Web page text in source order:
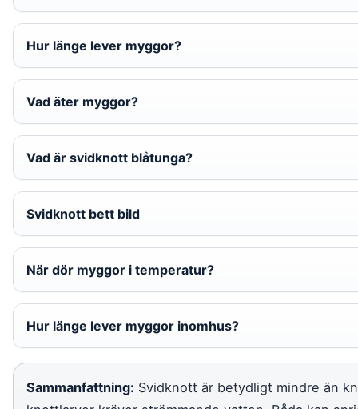
Hur länge lever myggor?
Vad äter myggor?
Vad är svidknott blåtunga?
Svidknott bett bild
När dör myggor i temperatur?
Hur länge lever myggor inomhus?
Sammanfattning: Svidknott är betydligt mindre än